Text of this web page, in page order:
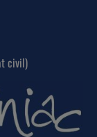
civil)